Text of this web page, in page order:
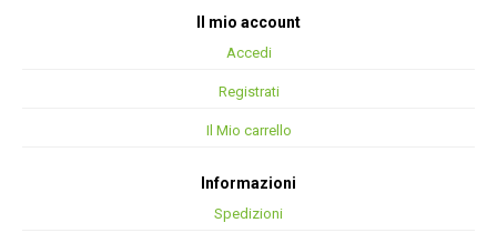
Il mio account
Accedi
Registrati
Il Mio carrello
Informazioni
Spedizioni